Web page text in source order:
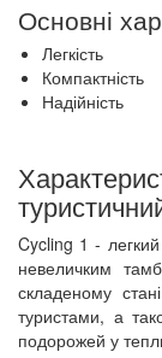
Основні
Легкість
Компактність
Надійність
Cycling 1 -
невеличким
складеному
туристами, а
подорожей у